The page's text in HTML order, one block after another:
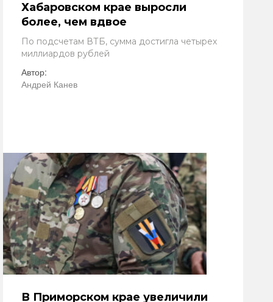
Хабаровском крае выросли
более, чем вдвое
По подсчетам ВТБ, сумма достигла четырех
миллиардов рублей
Автор:
Андрей Канев
В Приморском крае увеличили